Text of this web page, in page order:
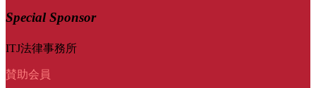
Special Sponsor
ITJ法律事務所
賛助会員